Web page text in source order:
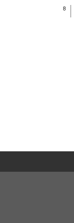
Thiết kế của sản
8